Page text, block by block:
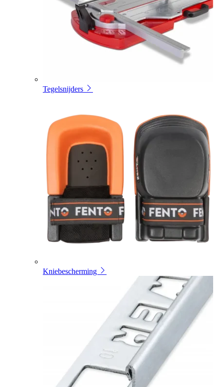
Tegelsnijders
Kniebescherming